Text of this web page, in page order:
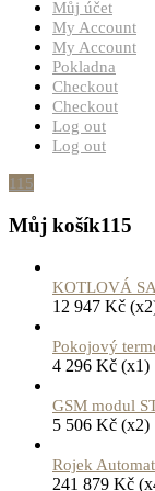
Můj účet
My Account
My Account
Pokladna
Checkout
Checkout
Log out
Log out
115
Můj košík115
KOTLOVÁ
12 947 Kč
Pokojový
4 296 Kč (x1)
GSM modul
5 506 Kč (x2)
Rojek
241 879 Kč